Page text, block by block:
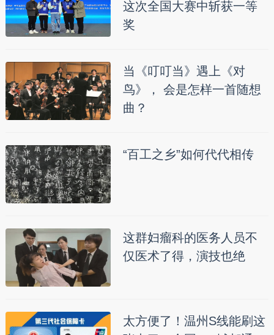
这次全国大赛中斩获一等
奖
当《叮叮当》遇上《对
鸟》， 会是怎样一首随想
曲？
“百工之乡”如何代代相传
这群妇瘤科的医务人员不
仅医术了得，演技也绝
太方便了！温州S线能刷这